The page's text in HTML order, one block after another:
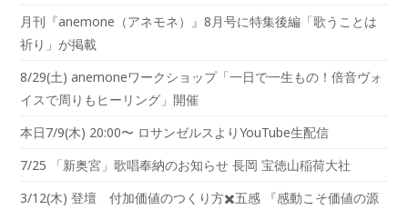
月刊『anemone（アネモネ）』8月号に特集後編「歌うことは
祈り」が掲載
8/29(土) anemoneワークショップ「一日で一生もの！倍音ヴォ
イスで周りもヒーリング」開催
本日7/9(木) 20:00〜 ロサンゼルスよりYouTube生配信
7/25 「新奥宮」歌唱奉納のお知らせ 長岡 宝徳山稲荷大社
3/12(木) 登壇 付加価値のつくり方✖️五感 『感動こそ価値の源